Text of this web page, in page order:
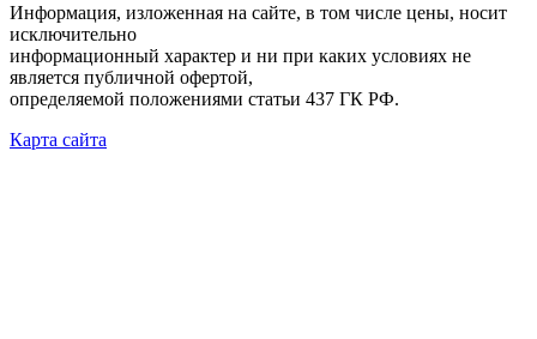
Информация, изложенная на сайте, в том числе цены, носит
исключительно
информационный характер и ни при каких условиях не
является публичной офертой,
определяемой положениями статьи 437 ГК РФ.
Карта сайта